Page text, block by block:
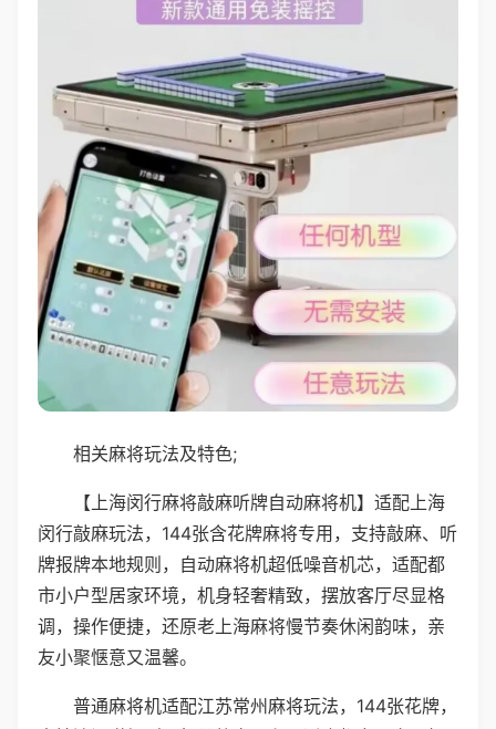
相关麻将玩法及特色;
【上海闵行麻将敲麻听牌自动麻将机】适配上海
闵行敲麻玩法，144张含花牌麻将专用，支持敲麻、听
牌报牌本地规则，自动麻将机超低噪音机芯，适配都
市小户型居家环境，机身轻奢精致，摆放客厅尽显格
调，操作便捷，还原老上海麻将慢节奏休闲韵味，亲
友小聚惬意又温馨。
普通麻将机适配江苏常州麻将玩法，144张花牌，